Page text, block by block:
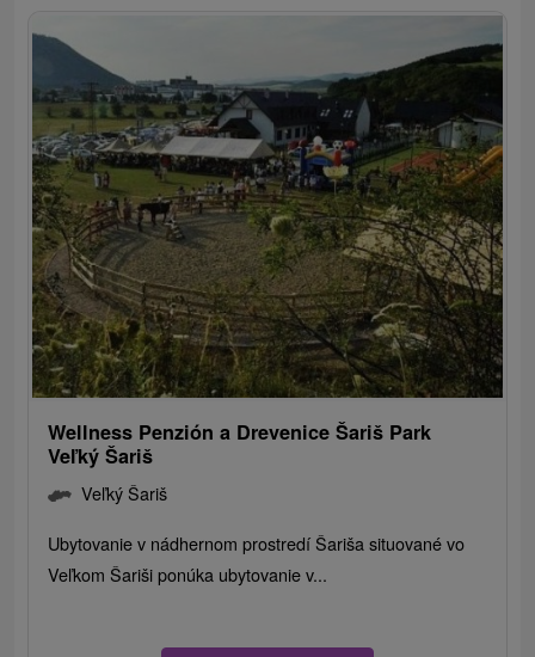
Wellness Penzión a Drevenice Šariš Park
Veľký Šariš
Veľký Šariš
Ubytovanie v nádhernom prostredí Šariša situované vo
Veľkom Šariši ponúka ubytovanie v...